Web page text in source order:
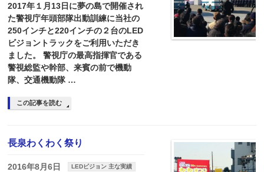
2017年１月13日に夢の島で開催され
た警視庁年頭部隊出動訓練に当社の
250インチと220インチの２台のLED
ビジョントラックをご利用いただき
ました。 警視庁の最高指揮官である
警視総監や幹部、来賓の前で機動
隊、交通機動隊 …
この記事を読む
長泉わくわく祭り
2016年8月6日 LEDビジョン 主な実績